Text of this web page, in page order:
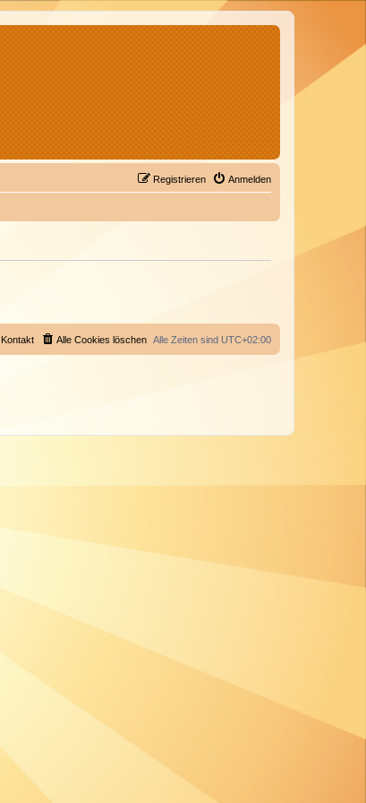
Anmelden
Registrieren
Alle Zeiten sind UTC+02:00
Alle Cookies löschen
Kontakt